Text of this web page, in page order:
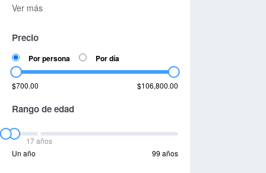
Ver más
Precio
Por persona Por día
$700.00 $106,800.00
Rango de edad
17 años
Un año
99 años